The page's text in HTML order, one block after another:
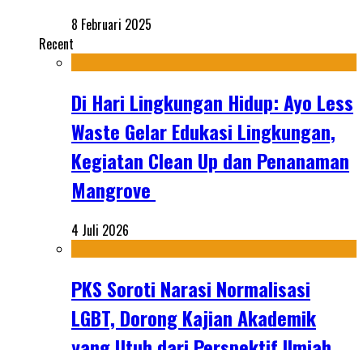
8 Februari 2025
Recent
Di Hari Lingkungan Hidup: Ayo Less
Waste Gelar Edukasi Lingkungan,
Kegiatan Clean Up dan Penanaman
Mangrove
4 Juli 2026
PKS Soroti Narasi Normalisasi
LGBT, Dorong Kajian Akademik